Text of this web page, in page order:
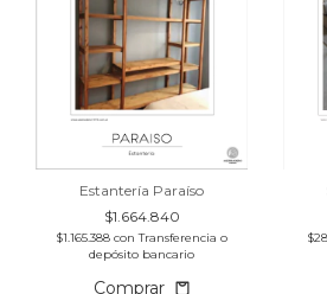
Estantería Paraíso
$1.664.840
$1.165.388 con Transferencia o
depósito bancario
Comprar